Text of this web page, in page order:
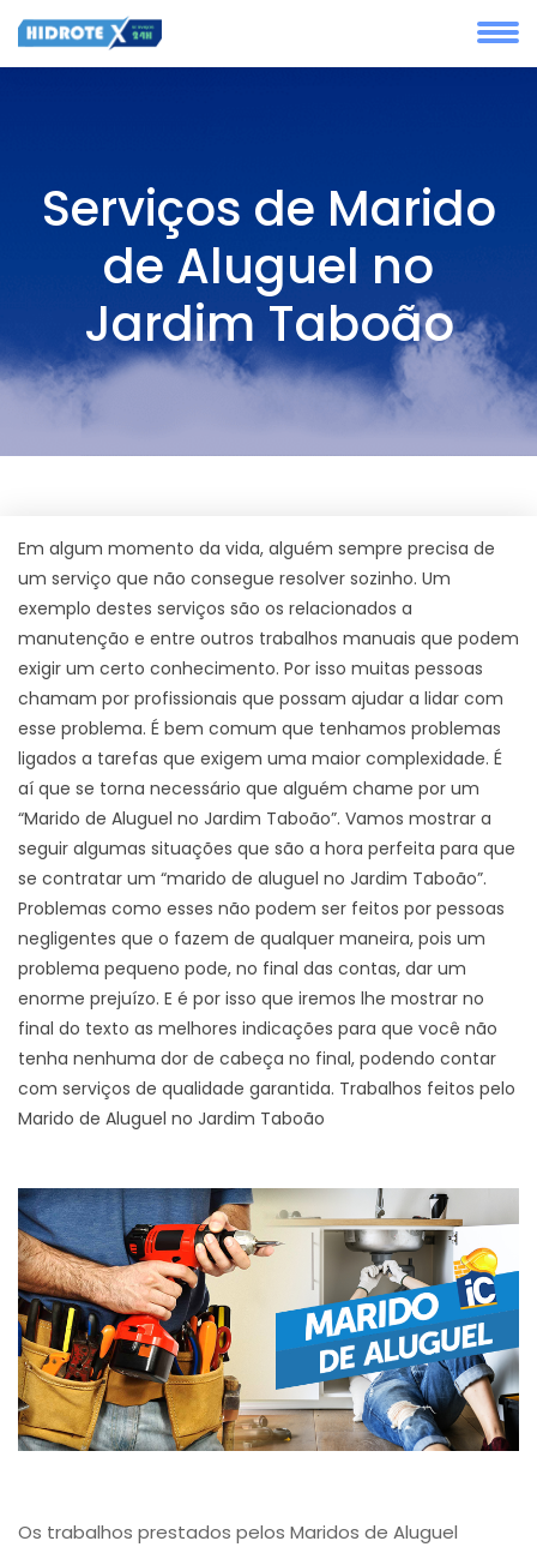
Serviços de Marido
de Aluguel no
Jardim Taboão
Em algum momento da vida, alguém sempre precisa de
um serviço que não consegue resolver sozinho. Um
exemplo destes serviços são os relacionados a
manutenção e entre outros trabalhos manuais que podem
exigir um certo conhecimento. Por isso muitas pessoas
chamam por profissionais que possam ajudar a lidar com
esse problema. É bem comum que tenhamos problemas
ligados a tarefas que exigem uma maior complexidade. É
aí que se torna necessário que alguém chame por um
“Marido de Aluguel no Jardim Taboão”. Vamos mostrar a
seguir algumas situações que são a hora perfeita para que
se contratar um “marido de aluguel no Jardim Taboão”.
Problemas como esses não podem ser feitos por pessoas
negligentes que o fazem de qualquer maneira, pois um
problema pequeno pode, no final das contas, dar um
enorme prejuízo. E é por isso que iremos lhe mostrar no
final do texto as melhores indicações para que você não
tenha nenhuma dor de cabeça no final, podendo contar
com serviços de qualidade garantida. Trabalhos feitos pelo
Marido de Aluguel no Jardim Taboão
Os trabalhos prestados pelos Maridos de Aluguel